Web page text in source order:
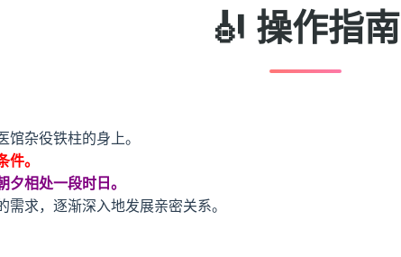
🎻 操作指南
杂役铁柱的身上。
。
夕相处一段时日。
求，逐渐深入地发展亲密关系。